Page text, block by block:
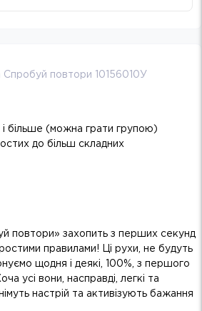
Спробуй повтори 10156010У
2 і більше (можна грати групою)
до більш складних
повтори» захопить з перших секунд
правилами! Ці рухи, не будуть
щодня і деякі, 100%, з першого
усі вони, насправді, легкі та
настрій та активізують бажання